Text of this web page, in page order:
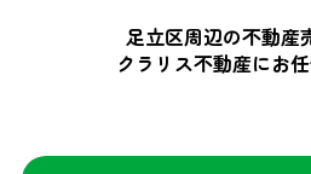
足立区周辺の不動産
クラリス不動産にお任